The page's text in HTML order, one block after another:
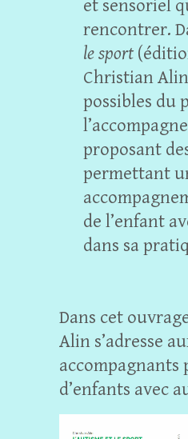
et sensoriel
rencontrer.
le sport
Christian
possibles du
proposant
permettant
de l’enfant
dans sa
Dans cet
Alin s’adresse
accompagnants
d’enfants avec